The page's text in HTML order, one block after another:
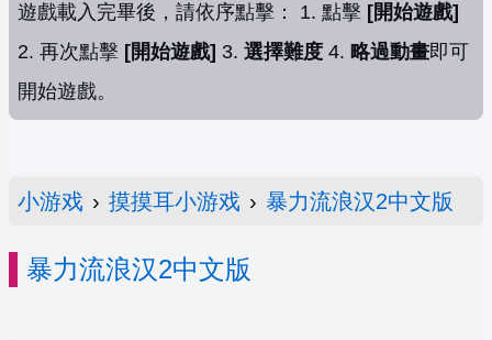
遊戲載入完畢後，請依序點擊： 1. 點擊 [開始遊戲]
2. 再次點擊 [開始遊戲] 3. 選擇難度 4. 略過動畫即可
開始遊戲。
小游戏 › 摸摸耳小游戏 › 暴力流浪汉2中文版
暴力流浪汉2中文版